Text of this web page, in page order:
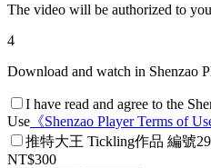
The video will be authorized to
4
Download and watch in Shenzao
I have read and agree to the
Use 《Shenzao Player Terms of
推特大王 Tickling作品 編號
NT$300